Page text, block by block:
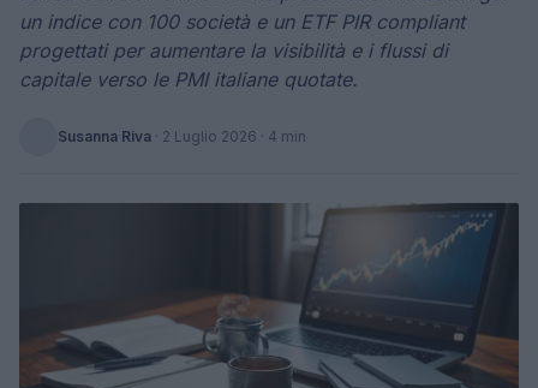
un indice con 100 società e un ETF PIR compliant
progettati per aumentare la visibilità e i flussi di
capitale verso le PMI italiane quotate.
Susanna Riva · 2 Luglio 2026 · 4 min